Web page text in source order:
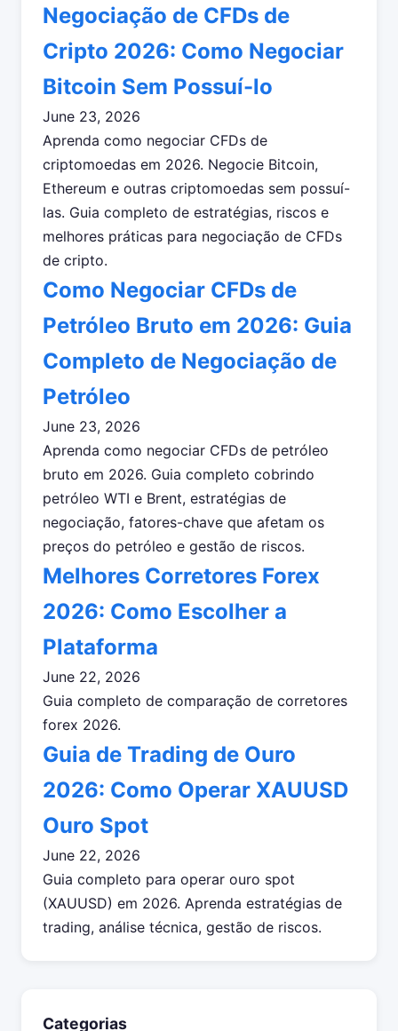
Negociação de CFDs de
Cripto 2026: Como Negociar
Bitcoin Sem Possuí-lo
June 23, 2026
Aprenda como negociar CFDs de
criptomoedas em 2026. Negocie Bitcoin,
Ethereum e outras criptomoedas sem possuí-
las. Guia completo de estratégias, riscos e
melhores práticas para negociação de CFDs
de cripto.
Como Negociar CFDs de
Petróleo Bruto em 2026: Guia
Completo de Negociação de
Petróleo
June 23, 2026
Aprenda como negociar CFDs de petróleo
bruto em 2026. Guia completo cobrindo
petróleo WTI e Brent, estratégias de
negociação, fatores-chave que afetam os
preços do petróleo e gestão de riscos.
Melhores Corretores Forex
2026: Como Escolher a
Plataforma
June 22, 2026
Guia completo de comparação de corretores
forex 2026.
Guia de Trading de Ouro
2026: Como Operar XAUUSD
Ouro Spot
June 22, 2026
Guia completo para operar ouro spot
(XAUUSD) em 2026. Aprenda estratégias de
trading, análise técnica, gestão de riscos.
Categorias